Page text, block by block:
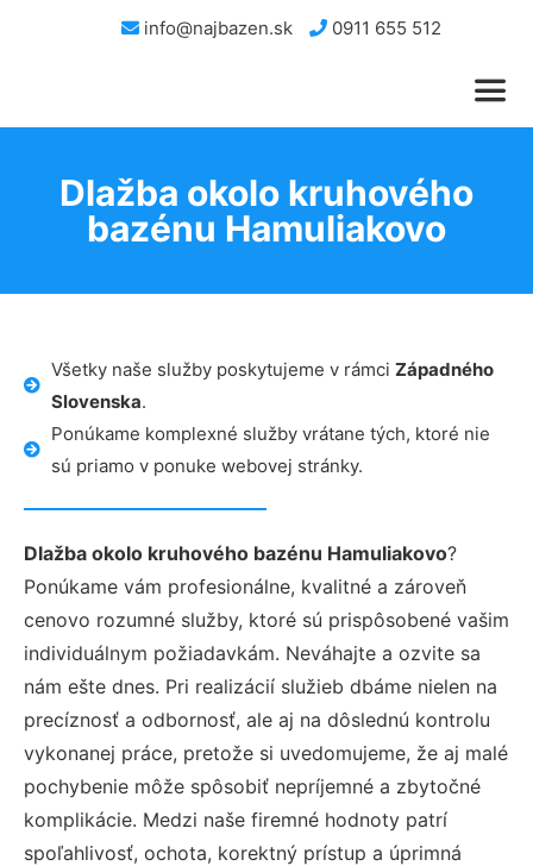
info@najbazen.sk 0911 655 512
Dlažba okolo kruhového
bazénu Hamuliakovo
Všetky naše služby poskytujeme v rámci Západného
Slovenska.
Ponúkame komplexné služby vrátane tých, ktoré nie
sú priamo v ponuke webovej stránky.
Dlažba okolo kruhového bazénu Hamuliakovo?
Ponúkame vám profesionálne, kvalitné a zároveň
cenovo rozumné služby, ktoré sú prispôsobené vašim
individuálnym požiadavkám. Neváhajte a ozvite sa
nám ešte dnes. Pri realizácií služieb dbáme nielen na
precíznosť a odbornosť, ale aj na dôslednú kontrolu
vykonanej práce, pretože si uvedomujeme, že aj malé
pochybenie môže spôsobiť nepríjemné a zbytočné
komplikácie. Medzi naše firemné hodnoty patrí
spoľahlivosť, ochota, korektný prístup a úprimná